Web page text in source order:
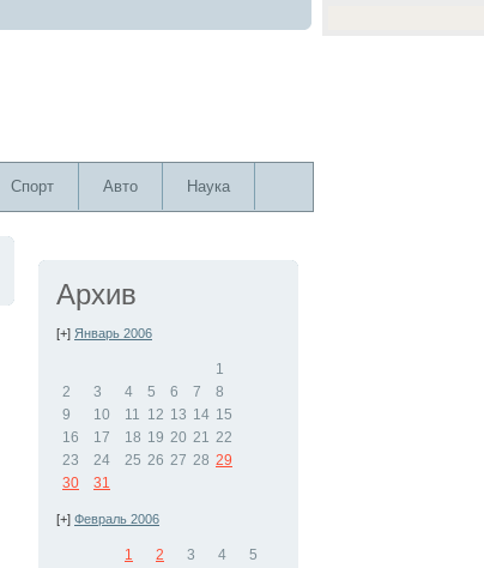
Спорт Авто Наука
Архив
[+] Январь 2006
1
2
3 4 5 6 7
8
9
10 11 12 13 14 15
16
17 18 19 20 21 22
23
24 25 26 27 28 29
30
31
[+] Февраль 2006
1 2 3 4
5